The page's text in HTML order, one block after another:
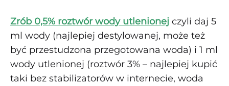
Zrób 0,5% roztwór wody utlenionej czyli daj 5
ml wody (najlepiej destylowanej, może też
być przestudzona przegotowana woda) i 1 ml
wody utlenionej (roztwór 3% – najlepiej kupić
taki bez stabilizatorów w internecie, woda